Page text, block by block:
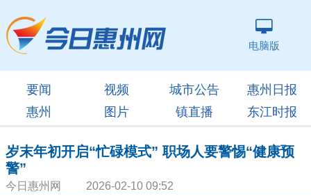
电脑版
要闻 视频 城市公告
惠州日报
惠州
图片 镇直播 东江时报
岁末年初开启“忙碌模式” 职场人要警惕“健康预
警”
今日惠州网 2026-02-10 09:52